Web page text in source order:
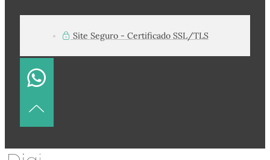
Site Seguro - Certificado SSL/TLS